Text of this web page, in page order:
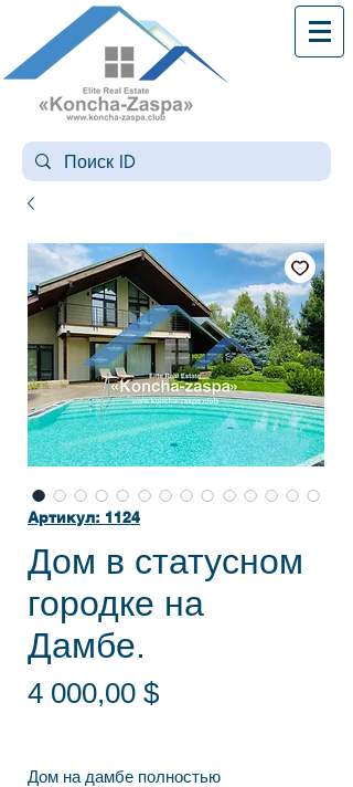
Артикул: 1124
Дом в статусном
городке на
Дамбе.
4 000,00 $Цена
Дом на дамбе полностью